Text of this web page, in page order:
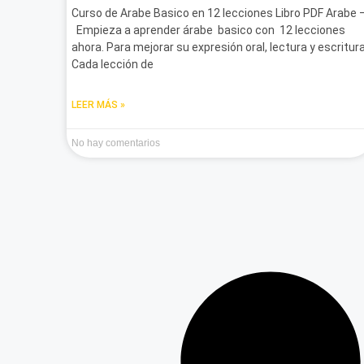
Curso de Arabe Basico en 12 lecciones Libro PDF Arabe
Empieza a aprender árabe basico con 12 lecciones
ahora. Para mejorar su expresión oral, lectura y
Cada lección de
LEER MÁS »
No hay comentarios